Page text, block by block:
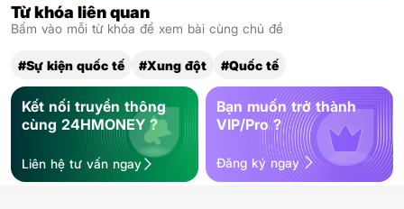
Từ khóa liên quan
Bấm vào mỗi từ khóa để xem bài cùng chủ đề
#Sự kiện quốc tế #Xung đột #Quốc tế
Kết nối truyền thông
cùng 24HMONEY ?
Liên hệ tư vấn ngay
Bạn muốn trở thành
VIP/Pro ?
Đăng ký ngay